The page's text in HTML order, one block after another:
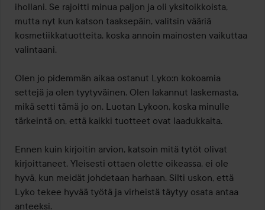
ihollani. Se rajoitti minua paljon ja oli yksitoikkoista,
mutta nyt kun katson taaksepäin, valitsin vääriä
kosmetiikkatuotteita, koska annoin mainosten vaikuttaa
valintaani.
Olen jo pidemmän aikaa ostanut Lyko:n kokoamia
settejä ja olen tyytyväinen. Olen lakannut laskemasta,
mikä setti tämä jo on. Luotan Lykoon, koska minulle
tärkeintä on, että kaikki tuotteet ovat laadukkaita.
Ennen kuin kirjoitin arvion, katsoin mitä tytöt olivat
kirjoittaneet. Yleisesti ottaen olette oikeassa, ei ole
hyvä, kun meidät johdetaan harhaan. Silti uskon, että
Lyko tekee hyvää työtä ja virheistä täytyy osata antaa
anteeksi.